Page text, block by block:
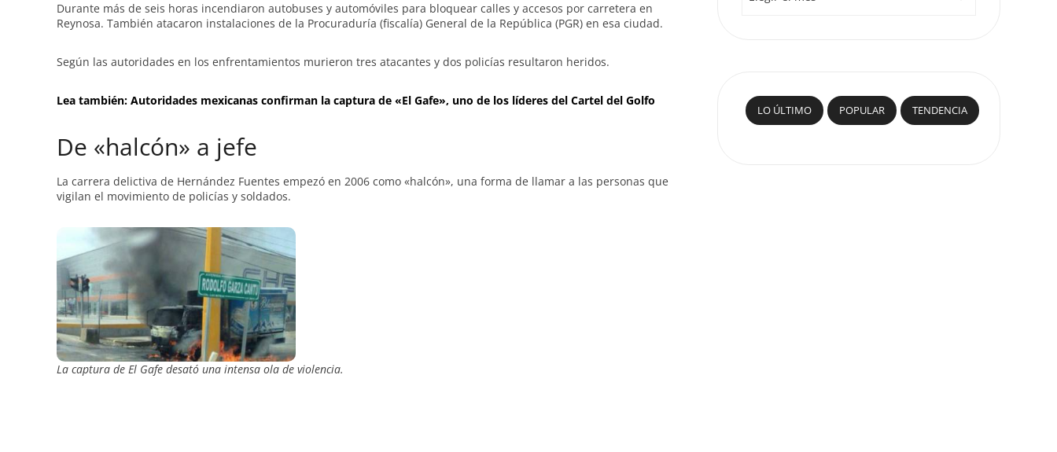
Durante más de seis horas incendiaron autobuses y automóviles para bloquear calles y accesos por carretera en
Reynosa. También atacaron instalaciones de la Procuraduría (fiscalía) General de la República (PGR) en esa ciudad.
Según las autoridades en los enfrentamientos murieron tres atacantes y dos policías resultaron heridos.
Lea también: Autoridades mexicanas confirman la captura de «El Gafe», uno de los líderes del Cartel del Golfo
De «halcón» a jefe
La carrera delictiva de Hernández Fuentes empezó en 2006 como «halcón», una forma de llamar a las personas que
vigilan el movimiento de policías y soldados.
La captura de El Gafe desató una intensa ola de violencia.
LO ÚLTIMO POPULAR TENDENCIA